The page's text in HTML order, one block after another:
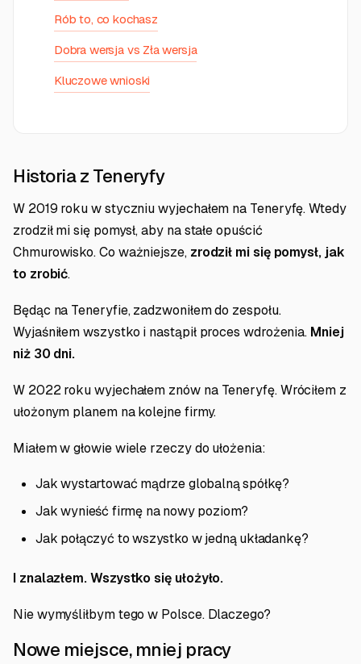
Rób to, co kochasz
Dobra wersja vs Zła wersja
Kluczowe wnioski
Historia z Teneryfy
W 2019 roku w styczniu wyjechałem na Teneryfę. Wtedy
zrodził mi się pomysł, aby na stałe opuścić
Chmurowisko. Co ważniejsze, zrodził mi się pomysł, jak
to zrobić.
Będąc na Teneryfie, zadzwoniłem do zespołu.
Wyjaśniłem wszystko i nastąpił proces wdrożenia. Mniej
niż 30 dni.
W 2022 roku wyjechałem znów na Teneryfę. Wróciłem z
ułożonym planem na kolejne firmy.
Miałem w głowie wiele rzeczy do ułożenia:
Jak wystartować mądrze globalną spółkę?
Jak wynieść firmę na nowy poziom?
Jak połączyć to wszystko w jedną układankę?
I znalazłem. Wszystko się ułożyło.
Nie wymyśliłbym tego w Polsce. Dlaczego?
Nowe miejsce, mniej pracy